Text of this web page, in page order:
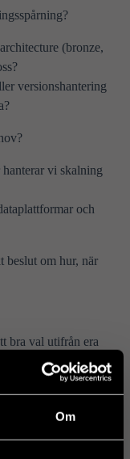
Om
(bronze,
versionshantering
vi skalning
och
beslut om hur, när
bra val utifrån era
av er så bokar vi in
exempelvis;